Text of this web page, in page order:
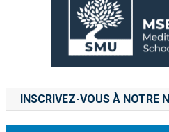
INSCRIVEZ-VOUS À NOTRE